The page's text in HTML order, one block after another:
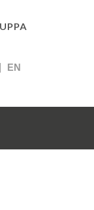
EN